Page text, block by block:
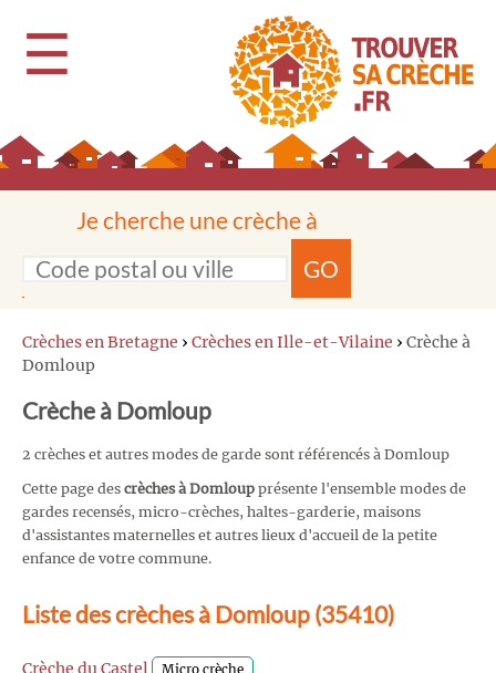
☰
Je cherche une crèche à
GO
Crèches en Bretagne › Crèches en Ille-et-Vilaine › Crèche à
Domloup
Crèche à Domloup
2 crèches et autres modes de garde sont référencés à Domloup
Cette page des crèches à Domloup présente l'ensemble modes de
gardes recensés, micro-crèches, haltes-garderie, maisons
d'assistantes maternelles et autres lieux d'accueil de la petite
enfance de votre commune.
Liste des crèches à Domloup (35410)